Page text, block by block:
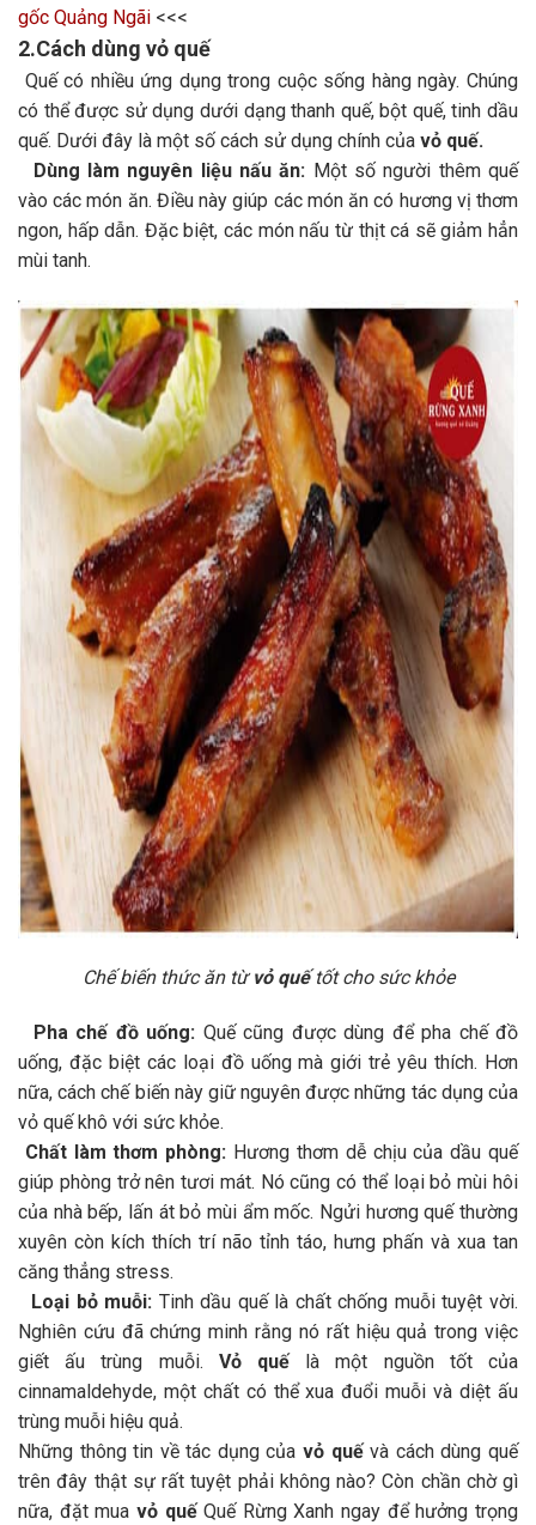
gốc Quảng Ngãi <<<
2.Cách dùng vỏ quế
Quế có nhiều ứng dụng trong cuộc sống hàng ngày. Chúng
có thể được sử dụng dưới dạng thanh quế, bột quế, tinh dầu
quế. Dưới đây là một số cách sử dụng chính của vỏ quế.
Dùng làm nguyên liệu nấu ăn: Một số người thêm quế
vào các món ăn. Điều này giúp các món ăn có hương vị thơm
ngon, hấp dẫn. Đặc biệt, các món nấu từ thịt cá sẽ giảm hẳn
mùi tanh.
Chế biến thức ăn từvỏ quếtốt cho sức khỏe
Pha chế đồ uống: Quế cũng được dùng để pha chế đồ
uống, đặc biệt các loại đồ uống mà giới trẻ yêu thích. Hơn
nữa, cách chế biến này giữ nguyên được những tác dụng của
vỏ quế khô với sức khỏe.
Chất làm thơm phòng: Hương thơm dễ chịu của dầu quế
giúp phòng trở nên tươi mát. Nó cũng có thể loại bỏ mùi hôi
của nhà bếp, lấn át bỏ mùi ẩm mốc. Ngửi hương quế thường
xuyên còn kích thích trí não tỉnh táo, hưng phấn và xua tan
căng thẳng stress.
Loại bỏ muỗi: Tinh dầu quế là chất chống muỗi tuyệt vời.
Nghiên cứu đã chứng minh rằng nó rất hiệu quả trong việc
giết ấu trùng muỗi. Vỏ quếlà một nguồn tốt của
cinnamaldehyde, một chất có thể xua đuổi muỗi và diệt ấu
trùng muỗi hiệu quả.
Những thông tin về tác dụng của vỏ quếvà cách dùng quế
trên đây thật sự rất tuyệt phải không nào? Còn chần chờ gì
nữa, đặt mua vỏ quếQuế Rừng Xanh ngay để hưởng trọng